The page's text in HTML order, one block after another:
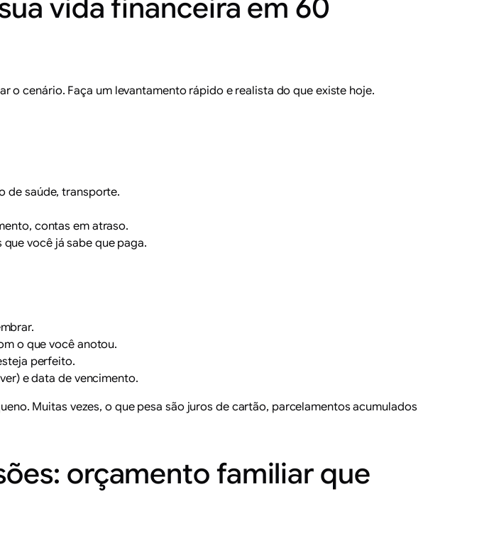
vida financeira em 60
o cenário. Faça um levantamento rápido e realista do que existe hoje.
de saúde, transporte.
contas em atraso.
você já sabe que paga.
o que você anotou.
perfeito.
e data de vencimento.
Muitas vezes, o que pesa são juros de cartão, parcelamentos acumulados
orçamento familiar que